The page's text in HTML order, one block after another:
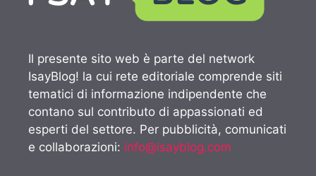
Il presente sito web è parte del network
IsayBlog! la cui rete editoriale comprende siti
tematici di informazione indipendente che
contano sul contributo di appassionati ed
esperti del settore. Per pubblicità, comunicati
e collaborazioni: info@isayblog.com